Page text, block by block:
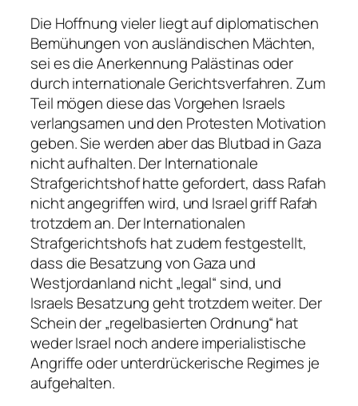
Die Hoffnung vieler liegt auf diplomatischen
Bemühungen von ausländischen Mächten,
sei es die Anerkennung Palästinas oder
durch internationale Gerichtsverfahren. Zum
Teil mögen diese das Vorgehen Israels
verlangsamen und den Protesten Motivation
geben. Sie werden aber das Blutbad in Gaza
nicht aufhalten. Der Internationale
Strafgerichtshof hatte gefordert, dass Rafah
nicht angegriffen wird, und Israel griff Rafah
trotzdem an. Der Internationalen
Strafgerichtshofs hat zudem festgestellt,
dass die Besatzung von Gaza und
Westjordanland nicht „legal“ sind, und
Israels Besatzung geht trotzdem weiter. Der
Schein der „regelbasierten Ordnung“ hat
weder Israel noch andere imperialistische
Angriffe oder unterdrückerische Regimes je
aufgehalten.